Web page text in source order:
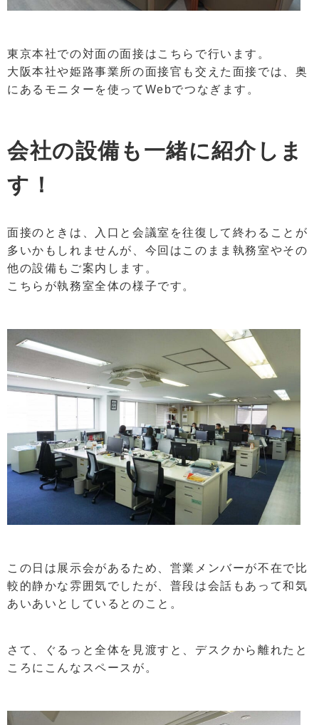
東京本社での対面の面接はこちらで行います。
大阪本社や姫路事業所の面接官も交えた面接では、奥
にあるモニターを使ってWebでつなぎます。
会社の設備も一緒に紹介しま
す！
面接のときは、入口と会議室を往復して終わることが
多いかもしれませんが、今回はこのまま執務室やその
他の設備もご案内します。
こちらが執務室全体の様子です。
この日は展示会があるため、営業メンバーが不在で比
較的静かな雰囲気でしたが、普段は会話もあって和気
あいあいとしているとのこと。
さて、ぐるっと全体を見渡すと、デスクから離れたと
ころにこんなスペースが。